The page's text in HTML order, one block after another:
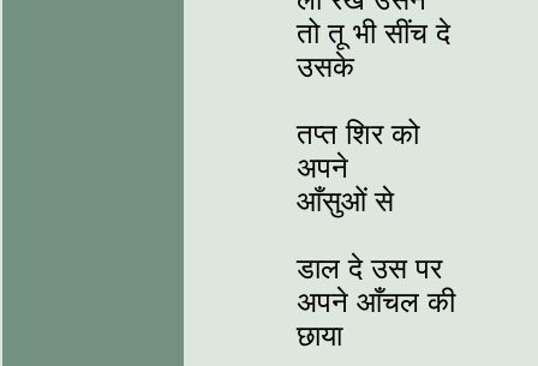
तो तू भी सींच दे
उसके
तप्त शिर को
अपने
आँसुओं से
डाल दे उस पर
अपने आँचल की
छाया